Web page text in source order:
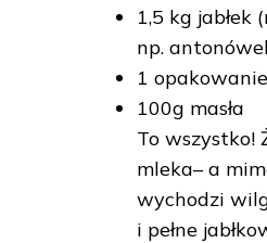
1,5 kg jabłek
np.
1
100g masła
To wszystko!
mleka– a
wychodzi
i pełne